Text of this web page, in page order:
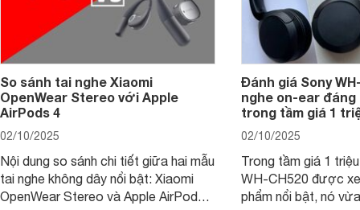
So sánh tai nghe Xiaomi
OpenWear Stereo với Apple
AirPods 4
02/10/2025
Nội dung so sánh chi tiết giữa hai mẫu
tai nghe không dây nổi bật: Xiaomi
OpenWear Stereo và Apple AirPods 4
Đánh giá Sony
nghe on-ear đáng
trong tầm giá 1
02/10/2025
Trong tầm giá 1
WH-CH520 được
phẩm nổi bật, nó